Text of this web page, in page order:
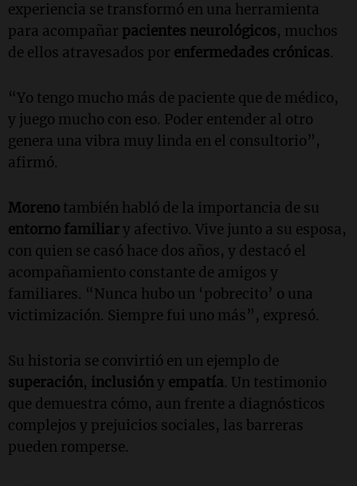
experiencia se transformó en una herramienta
para acompañar pacientes neurológicos, muchos
de ellos atravesados por enfermedades crónicas.
“Yo tengo mucho más de paciente que de médico,
y juego mucho con eso. Poder entender al otro
genera una vibra muy linda en el consultorio”,
afirmó.
Moreno también habló de la importancia de su
entorno familiary afectivo. Vive junto a su esposa,
con quien se casó hace dos años, y destacó el
acompañamiento constante de amigos y
familiares. “Nunca hubo un ‘pobrecito’ o una
victimización. Siempre fui uno más”, expresó.
Su historia se convirtió en un ejemplo de
superación, inclusióny empatía. Un testimonio
que demuestra cómo, aun frente a diagnósticos
complejos y prejuicios sociales, las barreras
pueden romperse.